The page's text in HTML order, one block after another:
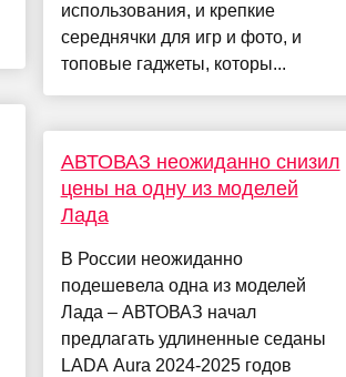
использования, и крепкие
середнячки для игр и фото, и
топовые гаджеты, которы...
АВТОВАЗ неожиданно снизил
цены на одну из моделей
Лада
В России неожиданно
подешевела одна из моделей
Лада – АВТОВАЗ начал
предлагать удлиненные седаны
LADA Aura 2024-2025 годов